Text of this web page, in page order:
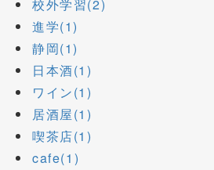
校外学習(2)
進学(1)
静岡(1)
日本酒(1)
ワイン(1)
居酒屋(1)
喫茶店(1)
cafe(1)